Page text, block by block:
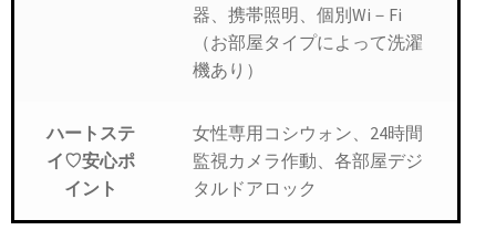
器、携帯照明、個別Wi－Fi
（お部屋タイプによって洗濯
機あり）
ハートステ
イ♡安心ポ
イント
女性専用コシウォン、24時間
監視カメラ作動、各部屋デジ
タルドアロック